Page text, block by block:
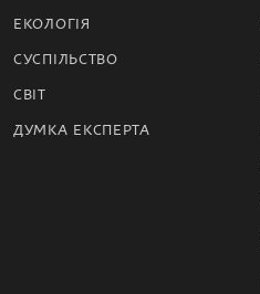
ЕКОЛОГІЯ
СУСПІЛЬСТВО
СВІТ
ДУМКА ЕКСПЕРТА